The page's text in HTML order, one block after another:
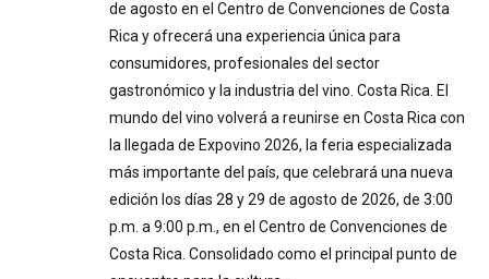
de agosto en el Centro de Convenciones de Costa
Rica y ofrecerá una experiencia única para
consumidores, profesionales del sector
gastronómico y la industria del vino. Costa Rica. El
mundo del vino volverá a reunirse en Costa Rica con
la llegada de Expovino 2026, la feria especializada
más importante del país, que celebrará una nueva
edición los días 28 y 29 de agosto de 2026, de 3:00
p.m. a 9:00 p.m., en el Centro de Convenciones de
Costa Rica. Consolidado como el principal punto de